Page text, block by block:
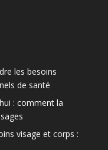
les besoins
de santé
: comment la
visage et corps :